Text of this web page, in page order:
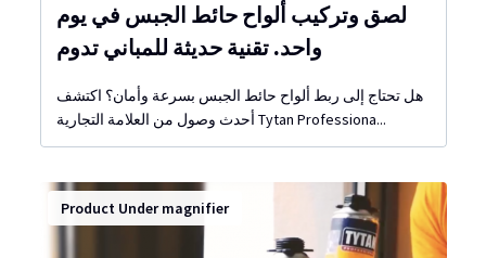
لصق وتركيب ألواح حائط الجبس في يوم
واحد. تقنية حديثة للمباني تدوم
هل تحتاج إلى ربط ألواح حائط الجبس بسرعة وأمان؟ اكتشف
أحدث وصول من العلامة التجارية Tytan Professiona...
Product Under magnifier